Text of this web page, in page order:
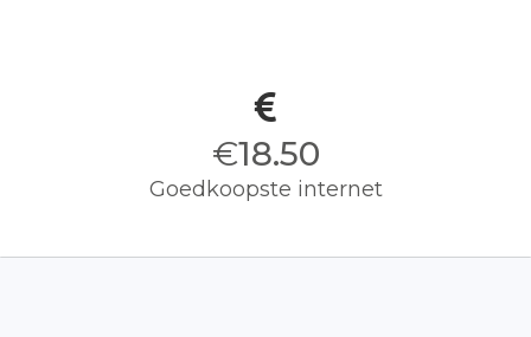
€18.50
Goedkoopste internet